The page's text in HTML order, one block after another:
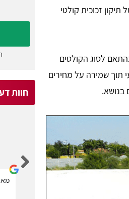
זכוכית קולטי
לסוג הקולטים
תוך שמירה על מחירים
בנושא.
חוות
Michael